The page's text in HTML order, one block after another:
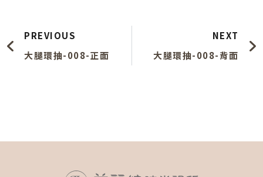
PREVIOUS
大腿環抽-008-正面
NEXT
大腿環抽-008-背面